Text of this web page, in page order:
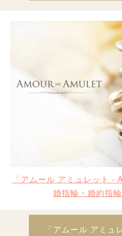
「アムール アミュレット
婚指輪・婚約指
「アムール アミュ